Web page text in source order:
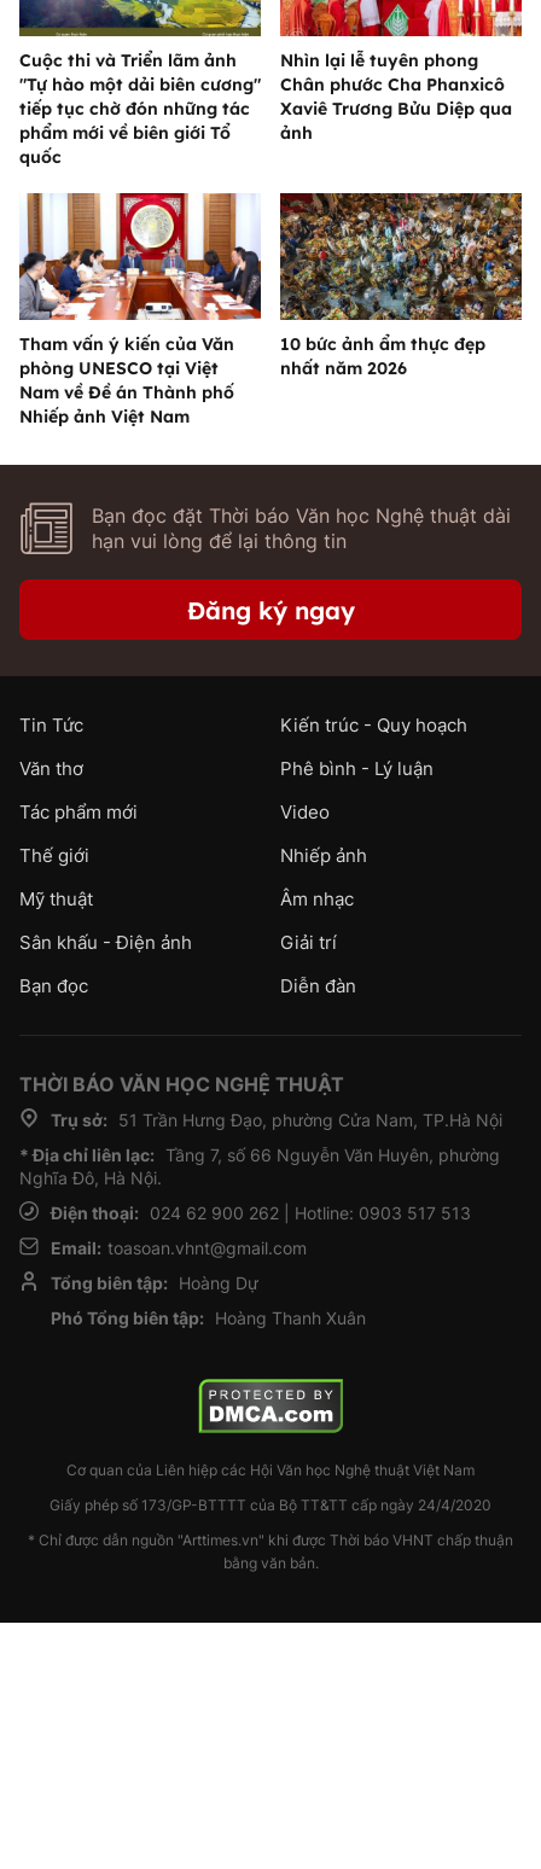
Cuộc thi và Triển lãm ảnh
"Tự hào một dải biên cương"
tiếp tục chờ đón những tác
phẩm mới về biên giới Tổ
quốc
Nhìn lại lễ tuyên phong
Chân phước Cha Phanxicô
Xaviê Trương Bửu Diệp qua
ảnh
Tham vấn ý kiến của Văn
phòng UNESCO tại Việt
Nam về Đề án Thành phố
Nhiếp ảnh Việt Nam
10 bức ảnh ẩm thực đẹp
nhất năm 2026
Bạn đọc đặt Thời báo Văn học Nghệ thuật dài
hạn vui lòng để lại thông tin
Đăng ký ngay
Tin Tức
Kiến trúc - Quy hoạch
Văn thơ
Phê bình - Lý luận
Tác phẩm mới
Video
Thế giới
Nhiếp ảnh
Mỹ thuật
Âm nhạc
Sân khấu - Điện ảnh
Giải trí
Bạn đọc
Diễn đàn
THỜI BÁO VĂN HỌC NGHỆ THUẬT
Trụ sở:
51 Trần Hưng Đạo, phường Cửa Nam, TP.Hà Nội
* Địa chỉ liên lạc: Tầng 7, số 66 Nguyễn Văn Huyên, phường
Nghĩa Đô, Hà Nội.
Điện thoại:
024 62 900 262 | Hotline: 0903 517 513
Email: toasoan.vhnt@gmail.com
Tổng biên tập:
Hoàng Dự
Phó Tổng biên tập:
Hoàng Thanh Xuân
Cơ quan của Liên hiệp các Hội Văn học Nghệ thuật Việt Nam
Giấy phép số 173/GP-BTTTT của Bộ TT&TT cấp ngày 24/4/2020
* Chỉ được dẫn nguồn "Arttimes.vn" khi được Thời báo VHNT chấp thuận
bằng văn bản.